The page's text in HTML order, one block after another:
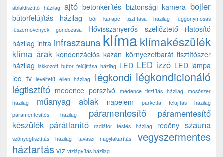
ablaktisztító házilag ajtó betonkerítés biztonsági kamera bojler
bútorfelújítás házilag bőr kanapé tisztítása házilag
függönymosás
fűszernövények gondozása
Hővisszanyerős szellőztető
illatosító
házilag infra infraszauna klímaklímakészülék
klíma árak kondenzációs kazán környezetbarát tisztítószer
házilag lakkozott bútor felújítása házilag LED LED izzó LED lámpa
led tv levéltetű ellen házilag légkondi légkondicionáló
légtisztító medence porszívó medence tisztítás házilag
mosószer
házilag
műanyag ablak napelem
parketta felújítás házilag
páramentesítés házilag
páramentesítő
páramentesítő
készülék párátlanító radiátor festés házilag redőny szauna
szőnyegtisztítás házilag tavaszi nagytakarítás
vegyszermentes
háztartás víz vízlágyítás házilag